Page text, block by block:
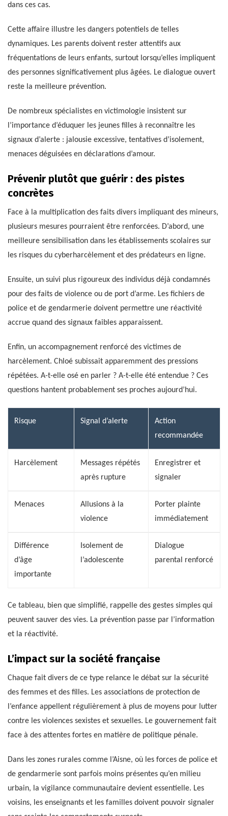
dans ces cas.
Cette affaire illustre les dangers potentiels de telles
dynamiques. Les parents doivent rester attentifs aux
fréquentations de leurs enfants, surtout lorsqu’elles impliquent
des personnes significativement plus âgées. Le dialogue ouvert
reste la meilleure prévention.
De nombreux spécialistes en victimologie insistent sur
l’importance d’éduquer les jeunes filles à reconnaître les
signaux d’alerte : jalousie excessive, tentatives d’isolement,
menaces déguisées en déclarations d’amour.
Prévenir plutôt que guérir : des pistes
concrètes
Face à la multiplication des faits divers impliquant des mineurs,
plusieurs mesures pourraient être renforcées. D’abord, une
meilleure sensibilisation dans les établissements scolaires sur
les risques du cyberharcèlement et des prédateurs en ligne.
Ensuite, un suivi plus rigoureux des individus déjà condamnés
pour des faits de violence ou de port d’arme. Les fichiers de
police et de gendarmerie doivent permettre une réactivité
accrue quand des signaux faibles apparaissent.
Enfin, un accompagnement renforcé des victimes de
harcèlement. Chloé subissait apparemment des pressions
répétées. A-t-elle osé en parler ? A-t-elle été entendue ? Ces
questions hantent probablement ses proches aujourd’hui.
Risque Signal d’alerte
Action
recommandée
Harcèlement
Messages répétés
après rupture
Enregistrer et
signaler
Menaces
Allusions à la
violence
Porter plainte
immédiatement
Différence
d’âge
importante
Isolement de
l’adolescente
Dialogue
parental renforcé
Ce tableau, bien que simplifié, rappelle des gestes simples qui
peuvent sauver des vies. La prévention passe par l’information
et la réactivité.
L’impact sur la société française
Chaque fait divers de ce type relance le débat sur la sécurité
des femmes et des filles. Les associations de protection de
l’enfance appellent régulièrement à plus de moyens pour lutter
contre les violences sexistes et sexuelles. Le gouvernement fait
face à des attentes fortes en matière de politique pénale.
Dans les zones rurales comme l’Aisne, où les forces de police et
de gendarmerie sont parfois moins présentes qu’en milieu
urbain, la vigilance communautaire devient essentielle. Les
voisins, les enseignants et les familles doivent pouvoir signaler